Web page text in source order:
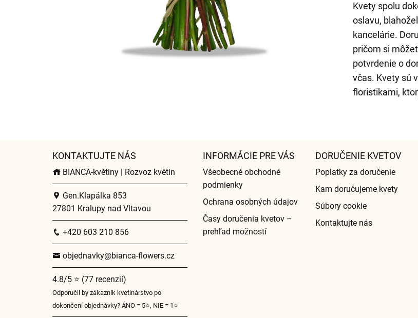
Kvety spolu
oslavu,
kancelárie.
pričom si
potvrdenie o
včas. Kvety sú
floristikami,
KONTAKTUJTE NÁS
BIANCA-květiny | Rozvoz květin
Gen.Klapálka 853
27801 Kralupy nad Vltavou
+420 603 210 856
objednavky@bianca-flowers.cz
4.8/5 ⭐ (77 recenzií)
Odporučil by zákazník kvetinárstvo po
dokončení objednávky? ÁNO = 5⭐, NIE = 1⭐
INFORMÁCIE PRE VÁS
Všeobecné obchodné
podmienky
Ochrana osobných údajov
Časy doručenia kvetov –
prehľad možností
DORUČENIE KVETOV
Poplatky za doručenie
Kam doručujeme kvety
Súbory cookie
Kontaktujte nás